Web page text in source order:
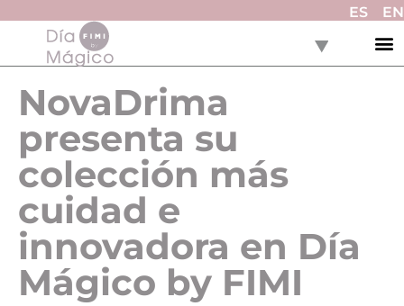
ES EN
NovaDrima
presenta su
colección más
cuidad e
innovadora en Día
Mágico by FIMI